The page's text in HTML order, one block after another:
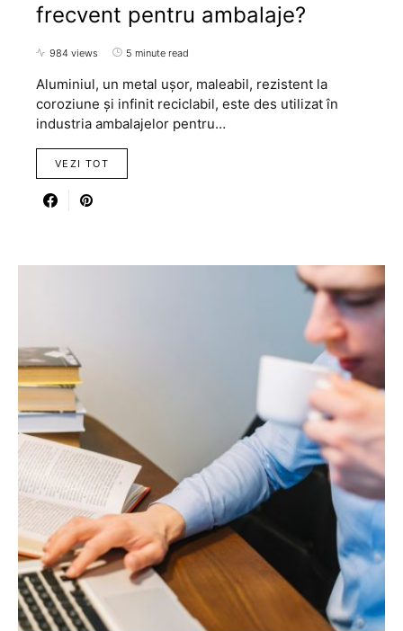
frecvent pentru ambalaje?
984 views 5 minute read
Aluminiul, un metal ușor, maleabil, rezistent la
coroziune și infinit reciclabil, este des utilizat în
industria ambalajelor pentru…
VEZI TOT